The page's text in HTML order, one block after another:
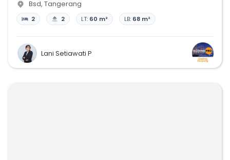
Bsd, Tangerang
2 2 LT: 60 m² LB: 68 m²
Lani Setiawati P